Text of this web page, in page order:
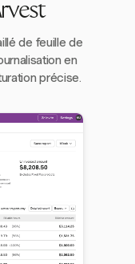
de feuille de
en
précise.